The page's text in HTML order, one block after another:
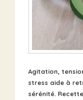
Agitation,
stress aide à
sérénité.